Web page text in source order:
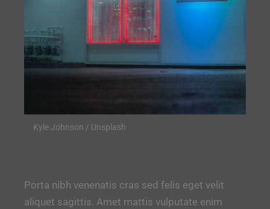
Kyle Johnson / Unsplash
Porta nibh venenatis cras sed felis eget velit
aliquet sagittis. Amet mattis vulputate enim